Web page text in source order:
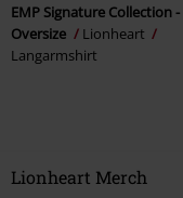
EMP Signature Collection -
Oversize
Lionheart
Langarmshirt
Lionheart Merch